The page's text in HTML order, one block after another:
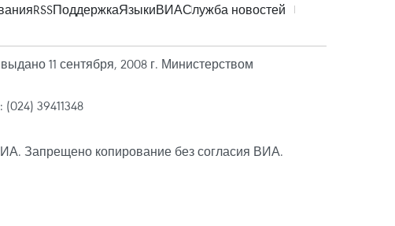
RSSПоддержкаЯзыкиВИАСлужба новостей
11 сентября, 2008 г. Министерством
39411348
Запрещено копирование без согласия ВИА.